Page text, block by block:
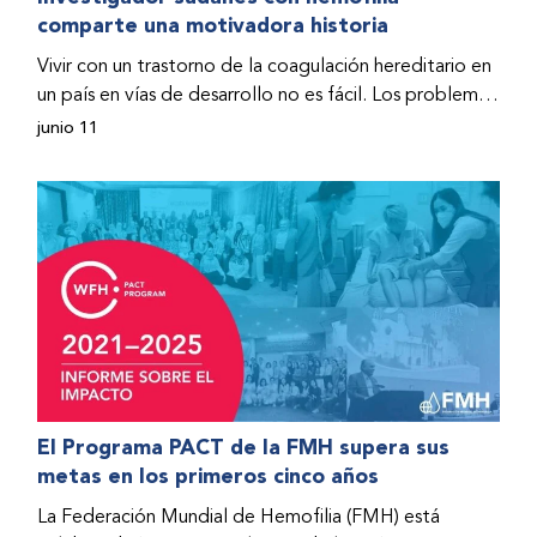
hospitalizado y terminó con daños graves en ambas
donado a través del Programa de Ayuda Humanitaria
de la Federación Mundial de Hemofilia (FMH) cuando
Fendi encontró la esperanza de una vida mejor.
comparte una motivadora historia
Vivir con un trastorno de la coagulación hereditario en
un país en vías de desarrollo no es fácil. Los problemas
se multiplican drásticamente cuando el país también
Hashim, hombre sudanés con hemofilia B, la vida no
representaba más que retos cotidianos hasta que la
asistencia proporcionada por la Federación Mundial
de Hemofilia (FMH) y su Programa de Ayuda
Humanitaria salvo su vida.
junio 11
El Programa PACT de la FMH supera sus
metas en los primeros cinco años
La Federación Mundial de Hemofilia (FMH) está